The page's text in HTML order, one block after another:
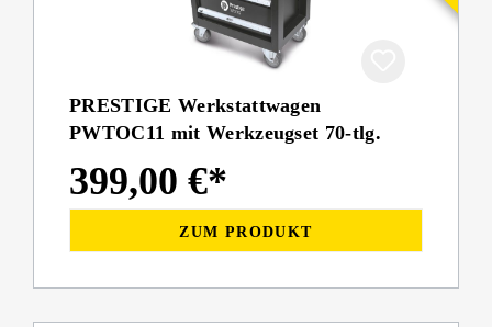
PRESTIGE Werkstattwagen
PWTOC11 mit Werkzeugset 70-tlg.
399,00 €*
ZUM PRODUKT